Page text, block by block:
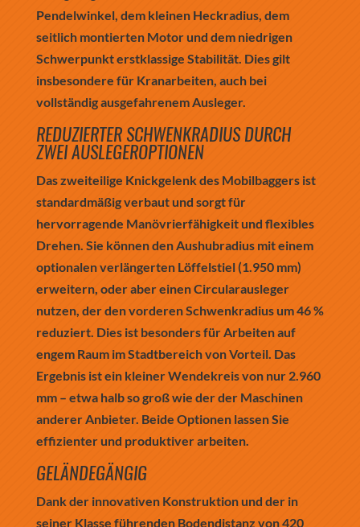
Pendelwinkel, dem kleinen Heckradius, dem
seitlich montierten Motor und dem niedrigen
Schwerpunkt erstklassige Stabilität. Dies gilt
insbesondere für Kranarbeiten, auch bei
vollständig ausgefahrenem Ausleger.
REDUZIERTER SCHWENKRADIUS DURCH
ZWEI AUSLEGEROPTIONEN
Das zweiteilige Knickgelenk des Mobilbaggers ist
standardmäßig verbaut und sorgt für
hervorragende Manövrierfähigkeit und flexibles
Drehen. Sie können den Aushubradius mit einem
optionalen verlängerten Löffelstiel (1.950 mm)
erweitern, oder aber einen Circularausleger
nutzen, der den vorderen Schwenkradius um 46 %
reduziert. Dies ist besonders für Arbeiten auf
engem Raum im Stadtbereich von Vorteil. Das
Ergebnis ist ein kleiner Wendekreis von nur 2.960
mm – etwa halb so groß wie der der Maschinen
anderer Anbieter. Beide Optionen lassen Sie
effizienter und produktiver arbeiten.
GELÄNDEGÄNGIG
Dank der innovativen Konstruktion und der in
seiner Klasse führenden Bodendistanz von 420